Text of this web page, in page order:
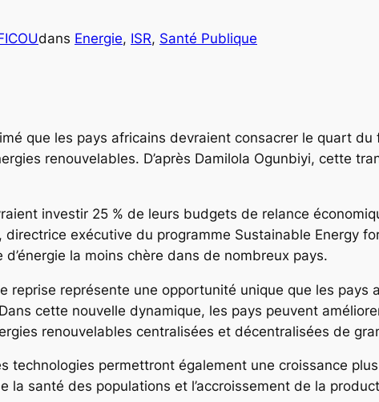
dans Energie, ISR, Santé Publique
que les pays africains devraient consacrer le quart
renouvelables. D’après Damilola Ogunbiyi, cette
investir 25 % de leurs budgets de relance
exécutive du programme Sustainable Energy
la moins chère dans de nombreux pays.
reprise représente une opportunité unique que les pays
cette nouvelle dynamique, les pays peuvent
renouvelables centralisées et décentralisées de
technologies permettront également une croissance
la santé des populations et l’accroissement de la